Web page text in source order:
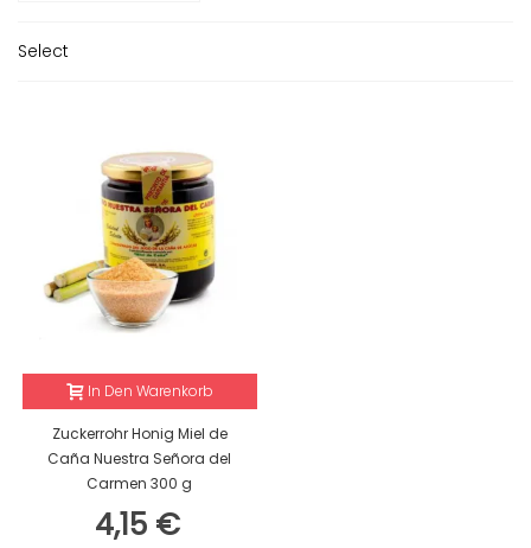
Select
In Den Warenkorb
Zuckerrohr Honig Miel de
Caña Nuestra Señora del
Carmen 300 g
4,15 €